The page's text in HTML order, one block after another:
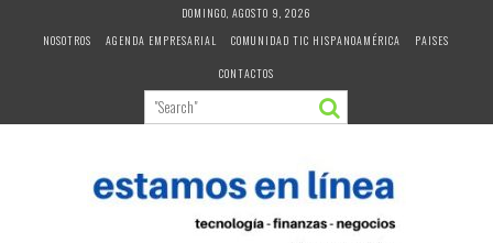
DOMINGO, AGOSTO 9, 2026
NOSOTROS
AGENDA EMPRESARIAL COMUNIDAD TIC HISPANOAMÉRICA
PAISES
CONTACTOS